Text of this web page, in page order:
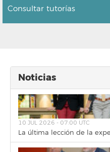
Consultar tutorías
Noticias
10 JUL 2026 - 07:00 UTC
La última lección de la